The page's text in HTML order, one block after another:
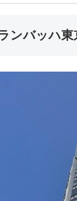
ンバッハ